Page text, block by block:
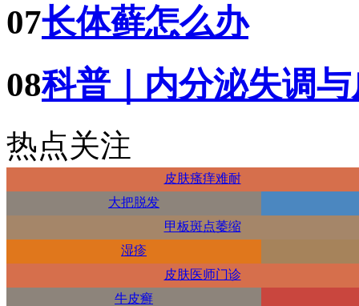
07长体藓怎么办
08科普｜内分泌失调
热点关注
皮肤瘙痒难耐
大把脱发
甲板斑点萎缩
湿疹
皮肤医师门诊
牛皮癣